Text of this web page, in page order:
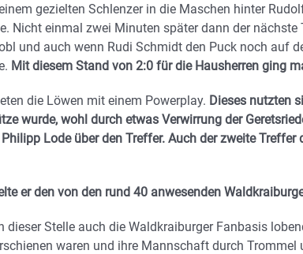
gezielten Schlenzer in die Maschen hinter
Nicht einmal zwei Minuten später dann der
und auch wenn Rudi Schmidt den Puck noch auf
Mit diesem Stand von 2:0 für die Hausherren ging
die Löwen mit einem Powerplay. Dieses nutzten
wurde, wohl durch etwas Verwirrung der
Lode über den Treffer. Auch der zweite
er den von den rund 40 anwesenden
dieser Stelle auch die Waldkraiburger Fanbasis
waren und ihre Mannschaft durch